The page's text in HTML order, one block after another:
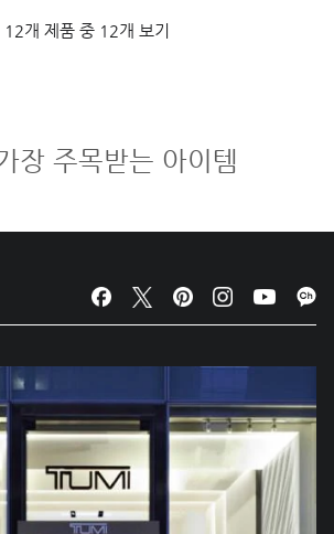
12개 제품 중 12개 보기
장 주목받는 아이템